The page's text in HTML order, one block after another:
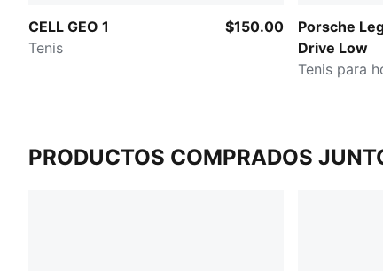
CELL GEO 1
Tenis
$150.00
Porsche
Drive Low
Tenis para
PRODUCTOS COMPRADOS